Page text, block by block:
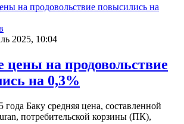
2025, 10:04
цены на продовольствие
на 0,3%
года Баку средняя цена, составленной
потребительской корзины (ПК),